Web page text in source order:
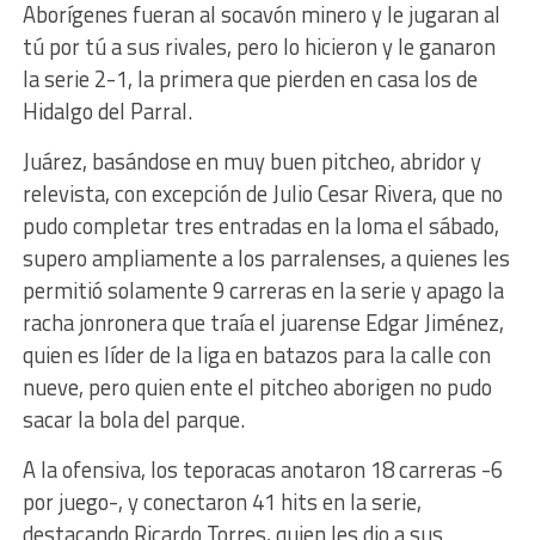
Aborígenes fueran al socavón minero y le jugaran al
tú por tú a sus rivales, pero lo hicieron y le ganaron
la serie 2-1, la primera que pierden en casa los de
Hidalgo del Parral.
Juárez, basándose en muy buen pitcheo, abridor y
relevista, con excepción de Julio Cesar Rivera, que no
pudo completar tres entradas en la loma el sábado,
supero ampliamente a los parralenses, a quienes les
permitió solamente 9 carreras en la serie y apago la
racha jonronera que traía el juarense Edgar Jiménez,
quien es líder de la liga en batazos para la calle con
nueve, pero quien ente el pitcheo aborigen no pudo
sacar la bola del parque.
A la ofensiva, los teporacas anotaron 18 carreras -6
por juego-, y conectaron 41 hits en la serie,